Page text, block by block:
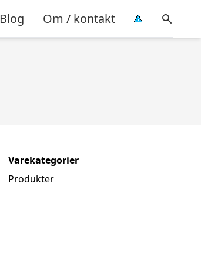
Blog Om / kontakt
Varekategorier
Produkter